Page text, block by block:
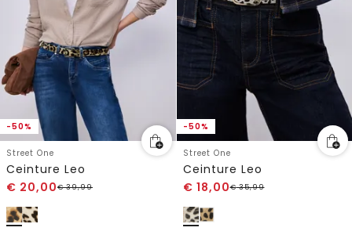
-50%
Street One
Ceinture Leo
€ 20,00€39,99
-50%
Street One
Ceinture Leo
€ 18,00€35,99